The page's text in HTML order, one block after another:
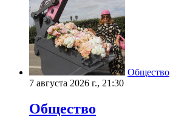
Общество
7 августа 2026 г., 21:30
Общество